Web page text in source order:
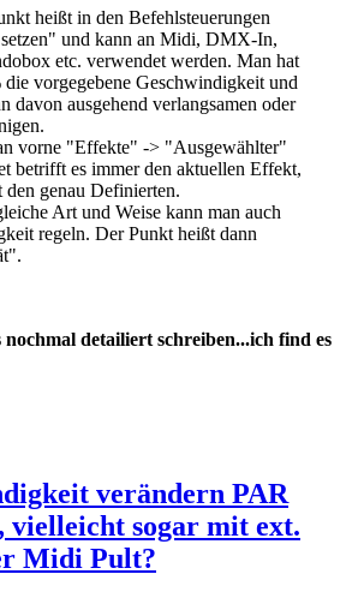
heißt in den Befehlsteuerungen
und kann an Midi, DMX-In,
etc. verwendet werden. Man hat
die vorgegebene Geschwindigkeit und
davon ausgehend verlangsamen oder
vorne "Effekte" -> "Ausgewählter"
betrifft es immer den aktuellen Effekt,
den genau Definierten.
Art und Weise kann man auch
regeln. Der Punkt heißt dann
detailiert schreiben...ich find es
verändern PAR
sogar mit ext.
Midi Pult?